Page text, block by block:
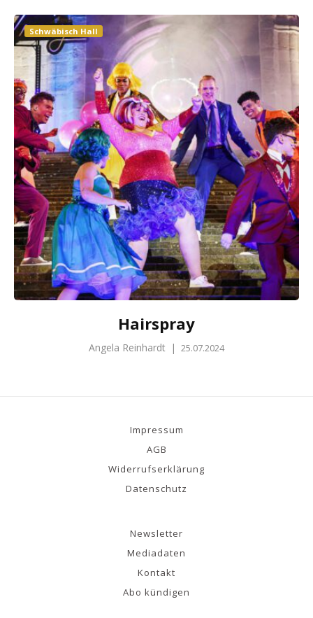
Schwäbisch Hall
Hairspray
Angela Reinhardt | 25.07.2024
Impressum
AGB
Widerrufserklärung
Datenschutz
Newsletter
Mediadaten
Kontakt
Abo kündigen